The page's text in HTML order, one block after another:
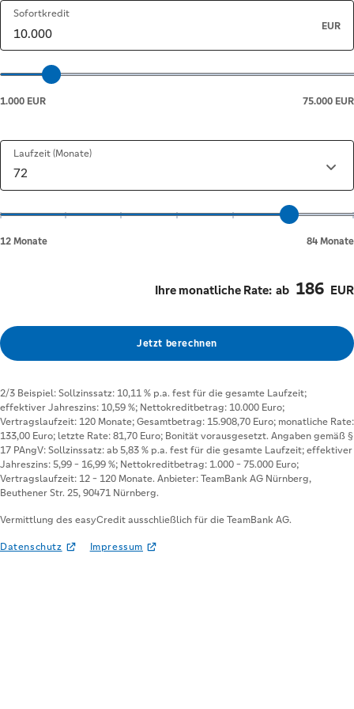
Vermittlung des easyCredit ausschließlich für die TeamBank AG.
Datenschutz Impressum